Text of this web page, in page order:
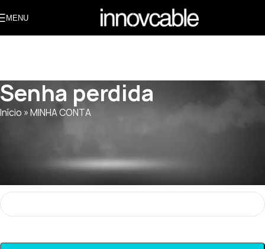
MENU
Senha perdida
Início »MINHA CONTA